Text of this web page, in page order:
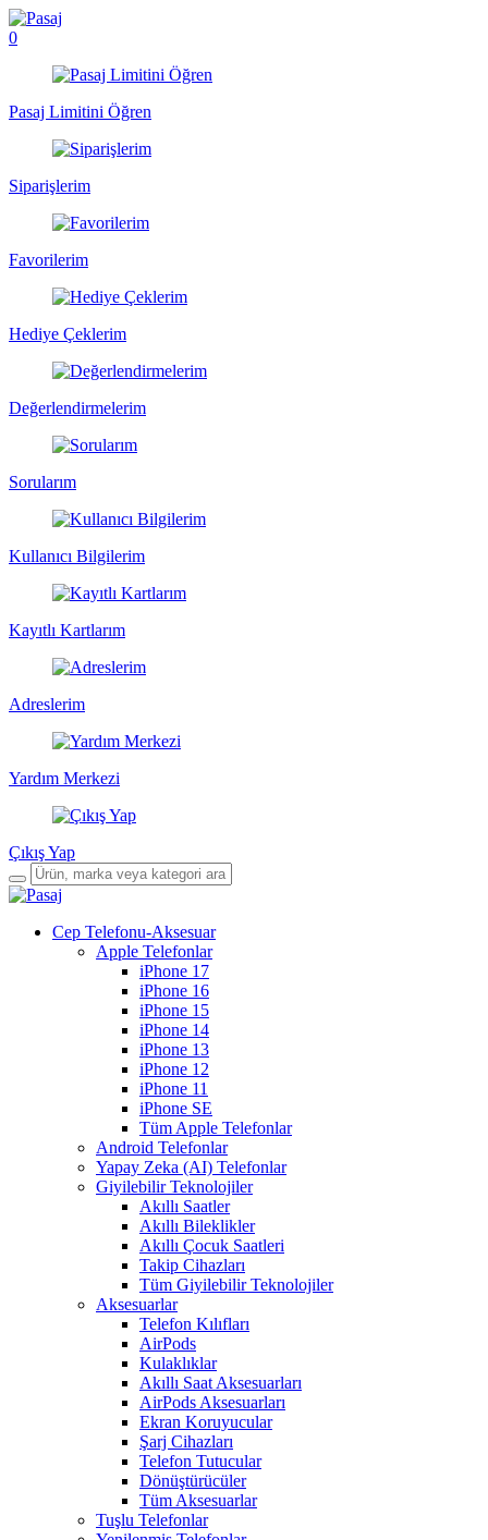
0
Pasaj Limitini Öğren
Siparişlerim
Favorilerim
Hediye Çeklerim
Değerlendirmelerim
Sorularım
Kullanıcı Bilgilerim
Kayıtlı Kartlarım
Adreslerim
Yardım Merkezi
Çıkış Yap
Cep Telefonu-Aksesuar
Apple Telefonlar
iPhone 17
iPhone 16
iPhone 15
iPhone 14
iPhone 13
iPhone 12
iPhone 11
iPhone SE
Tüm Apple Telefonlar
Android Telefonlar
Yapay Zeka (AI) Telefonlar
Giyilebilir Teknolojiler
Akıllı Saatler
Akıllı Bileklikler
Akıllı Çocuk Saatleri
Takip Cihazları
Tüm Giyilebilir Teknolojiler
Aksesuarlar
Telefon Kılıfları
AirPods
Kulaklıklar
Akıllı Saat Aksesuarları
AirPods Aksesuarları
Ekran Koruyucular
Şarj Cihazları
Telefon Tutucular
Dönüştürücüler
Tüm Aksesuarlar
Tuşlu Telefonlar